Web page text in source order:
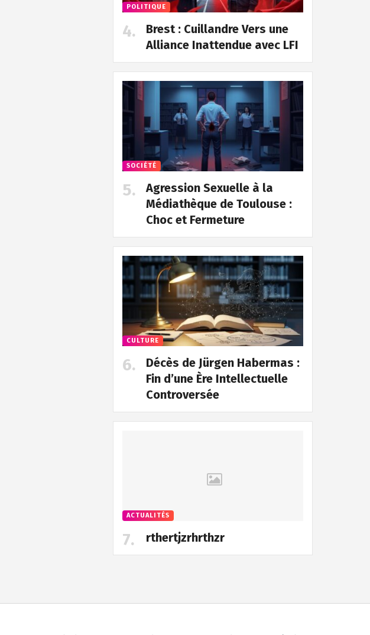
POLITIQUE
Brest : Cuillandre Vers une
Alliance Inattendue avec LFI
SOCIÉTÉ
Agression Sexuelle à la
Médiathèque de Toulouse :
Choc et Fermeture
CULTURE
Décès de Jürgen Habermas :
Fin d’une Ère Intellectuelle
Controversée
ACTUALITÉS
rthertjzrhrthzr